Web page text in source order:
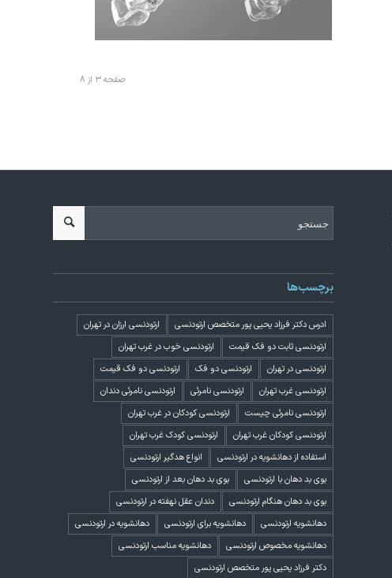
صفحه ۳ از ۸
برچسب‌ها
ادرس دکتر فرزاد یحیی پور متخصص ارتودنسی
ارتودنسی ارزان در تهران
ارتودنسی ثابت دو فک قیمت
ارتودنسی خوب در غرب تهران
ارتودنسی در تهران
ارتودنسی دو فک
ارتودنسی دو فک قیمت
ارتودنسی غرب تهران
ارتودنسی نامرئی
ارتودنسی نامرئی دندان
ارتودنسی نامرئی چیست
ارتودنسی کودکان در غرب تهران
ارتودنسی کودکان غرب تهران
ارتودنسی کودک غرب تهران
استفاده از دهانشویه در ارتودنسی
انواع هدگیر ارتودنسی
بوی بد دهان با ارتودنسی
بوی بد دهان بعد از ارتودنسی
بوی بد دهان هنگام ارتودنسی
دندان عقل نهفته در ارتودنسی
دهانشویه ارتودنسی
دهانشویه برای ارتودنسی
دهانشویه در ارتودنسی
دهانشویه مخصوص ارتودنسی
دهانشویه مناسب ارتودنسی
دکتر فرزاد یحیی پور متخصص ارتودنسی